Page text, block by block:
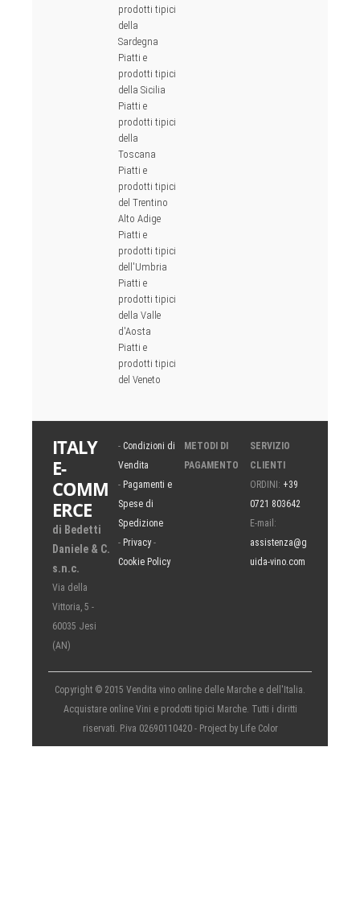
prodotti tipici
della
Sardegna
Piatti e
prodotti tipici
della Sicilia
Piatti e
prodotti tipici
della
Toscana
Piatti e
prodotti tipici
del Trentino
Alto Adige
Piatti e
prodotti tipici
dell'Umbria
Piatti e
prodotti tipici
della Valle
d'Aosta
Piatti e
prodotti tipici
del Veneto
ITALY
E-
COMM
ERCE
di Bedetti
Daniele & C.
s.n.c.
Via della
Vittoria, 5 -
60035 Jesi
(AN)
- Condizioni di
Vendita
- Pagamenti e
Spese di
Spedizione
- Privacy -
Cookie Policy
METODI DI
PAGAMENTO
SERVIZIO
CLIENTI
ORDINI: +39
0721 803642
E-mail:
assistenza@g
uida-vino.com
Copyright © 2015 Vendita vino online delle Marche e dell'Italia.
Acquistare online Vini e prodotti tipici Marche. Tutti i diritti
riservati. P.iva 02690110420 - Project by Life Color